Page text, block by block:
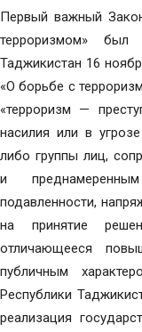
Первый важный
терроризмом» был
Таджикистан 16
«О борьбе с
«терроризм —
насилия или в
либо группы лиц,
и
подавленности,
на принятие
отличающееся
публичным
Республики
реализация